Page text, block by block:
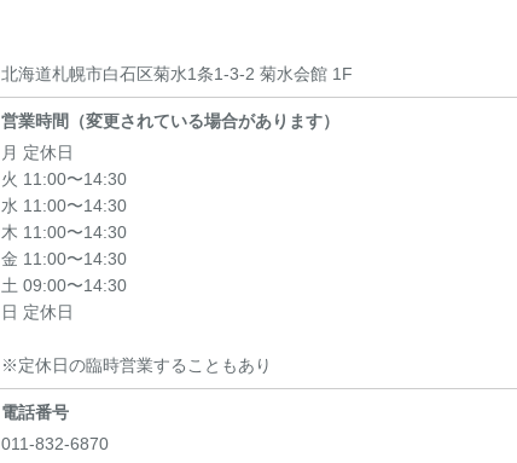
北海道札幌市白石区菊水1条1-3-2 菊水会館 1F
営業時間（変更されている場合があります）
月 定休日
火 11:00〜14:30
水 11:00〜14:30
木 11:00〜14:30
金 11:00〜14:30
土 09:00〜14:30
日 定休日
※定休日の臨時営業することもあり
電話番号
011-832-6870